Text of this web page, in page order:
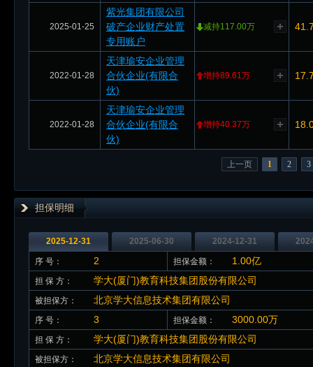
2025-01-25
紫光集团有限公司
破产企业财产处置
专用账户
减持117.00万
2022-01-28
天津瑜安企业管理
合伙企业(有限合
伙)
增持89.61万
2022-01-28
天津瑜安企业管理
合伙企业(有限合
伙)
增持40.37万
上一页 1 2 3
担保明细
2025-12-31 2025-06-30 2024-12-31
序 号： 2 担保金额： 1.00亿
担 保 方： 学大(厦门)教育科技集团股份有限公司
被担保方： 北京学大信息技术集团有限公司
序 号： 3 担保金额： 3000.00万
担 保 方： 学大(厦门)教育科技集团股份有限公司
被担保方： 北京学大信息技术集团有限公司